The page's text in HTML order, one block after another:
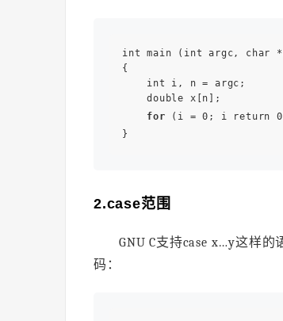
int main (int argc, char
{
int i, n = argc;
double x[n];
for (i = 0; i return
2.case范围
GNU C支持case x…y这样
码：